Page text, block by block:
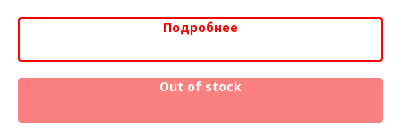
Подробнее
Out of stock